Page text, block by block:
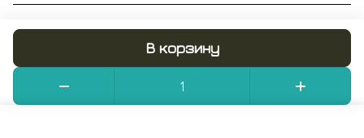
В корзину
© 2026 RUMIX.SHOP
Конфиденциальность